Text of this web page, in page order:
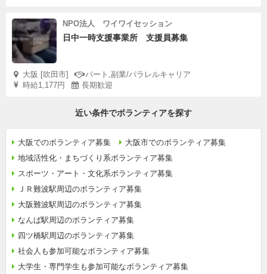
NPO法人 ワイワイセッション
日中一時支援事業所 支援員募集
大阪 [吹田市]
パート,副業/パラレルキャリア
時給1,177円
長期歓迎
近い条件でボランティアを探す
大阪でのボランティア募集
大阪市でのボランティア募集
地域活性化・まちづくり系ボランティア募集
スポーツ・アート・文化系ボランティア募集
ＪＲ難波駅周辺のボランティア募集
大阪難波駅周辺のボランティア募集
なんば駅周辺のボランティア募集
四ツ橋駅周辺のボランティア募集
社会人も参加可能なボランティア募集
大学生・専門学生も参加可能なボランティア募集